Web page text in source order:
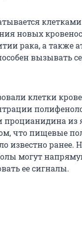
новых
рака, а также
вызывать
клетки
и процианидина
что пищевые
известно ранее.
могут
ее сигналы.